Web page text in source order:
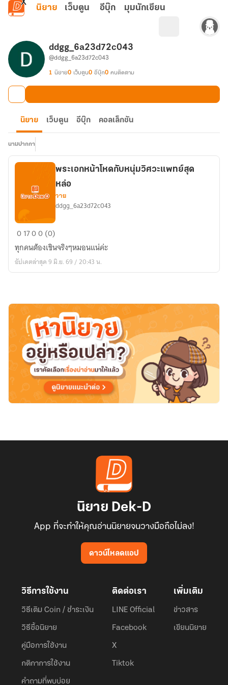
ข้ามไปยังเนื้อหาหลัก
นิยาย เว็บตูน อีบุ๊ก มุมนักเขียน
ddgg_6a23d72c043
@ddgg_6a23d72c043
1 นิยาย0 เว็บตูน0 อีบุ๊ก0 คนติดตาม
นิยาย เว็บตูน อีบุ๊ก คอลเล็กชัน
นามปากกา
พระเอก
โหด
กับ
แพทย์
สุด
หล่อ
พระเอกหน้าโหดกับหนุ่มวิศวะแพทย์สุด
หล่อ
วาย
ddgg_6a23d72c043
01700 (0)
ทุกคนต้องเขินจริงๆหมอนแน่ค่ะ
อัปเดตล่าสุด 9 มิ.ย. 69 / 20:43 น.
นิยาย Dek-D
App ที่จะทำให้คุณอ่านนิยายจนวางมือถือไม่ลง!
ดาวน์โหลดแอป
วิธีการใช้งาน
วิธีเติม Coin / ชำระเงิน
วิธีซื้อนิยาย
คู่มือการใช้งาน
กติกาการใช้งาน
คำถามที่พบบ่อย
ติดต่อเรา
LINE Official
Facebook
X
Tiktok
เพิ่มเติม
ข่าวสาร
เขียนนิยาย